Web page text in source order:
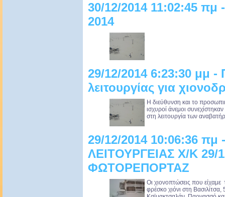
30/12/2014 11:02:45
2014
29/12/2014 6:23:30 μμ -
λειτουργίας για
Η διεύθυνση και το
ισχυροί άνεμοι
στη λειτουργία των
29/12/2014 10:06:36
ΛΕΙΤΟΥΡΓΕΙΑΣ Χ/Κ 29/
ΦΩΤΟΡΕΠΟΡΤΑΖ
Oι χιονοπτώσεις που
φρέσκο χιόνι στη